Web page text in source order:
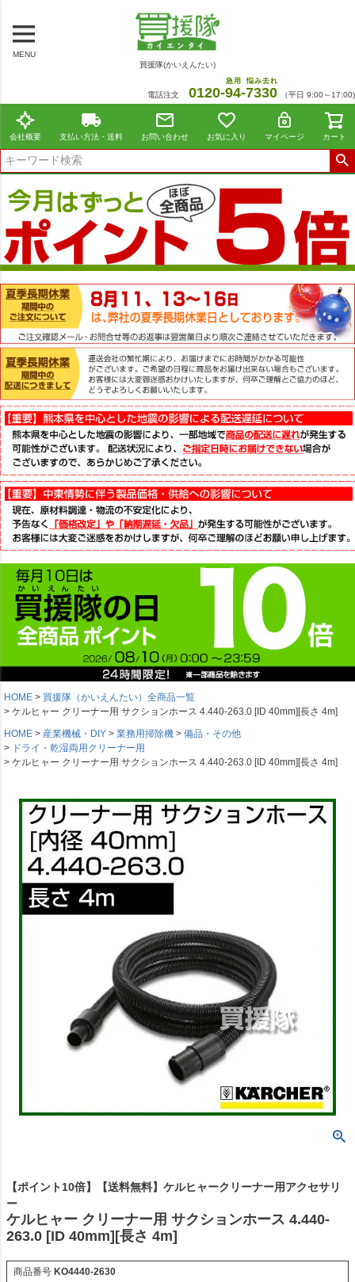
MENU
買援隊(かいえんたい)
電話注文 0120-94
急用
-7330
悩み去れ
（平日 9:00～17:00)
会社概要 支払い方法・送料 お問い合わせ お気に入り マイページ カート
HOME
買援隊（かいえんたい）全商品一覧
ケルヒャー クリーナー用 サクションホース 4.440-263.0 [ID 40mm][長さ 4m]
HOME
産業機械・DIY 業務用掃除機
備品・その他
ドライ・乾湿両用クリーナー用
ケルヒャー クリーナー用 サクションホース 4.440-263.0 [ID 40mm][長さ 4m]
【ポイント10倍】【送料無料】ケルヒャークリーナー用アクセサリ
ー
ケルヒャー クリーナー用 サクションホース 4.440-
263.0 [ID 40mm][長さ 4m]
商品番号 KO4440-2630